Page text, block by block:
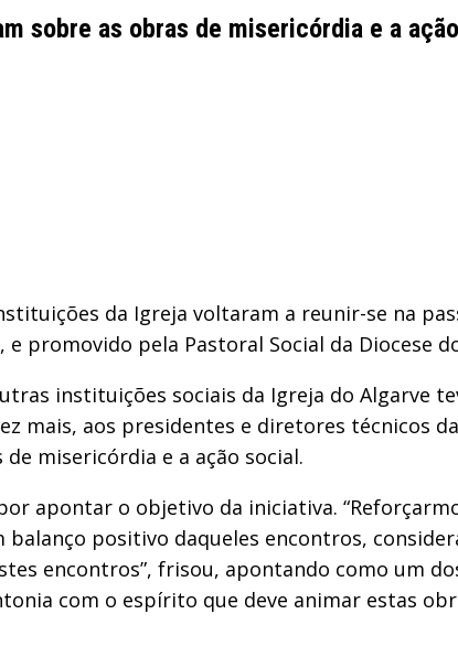
sobre as obras de misericórdia e a
da Igreja voltaram a reunir-se na
promovido pela Pastoral Social da Diocese
instituições sociais da Igreja do Algarve
mais, aos presidentes e diretores técnicos
misericórdia e a ação social.
apontar o objetivo da iniciativa.
positivo daqueles encontros,
encontros”, frisou, apontando como um
com o espírito que deve animar estas